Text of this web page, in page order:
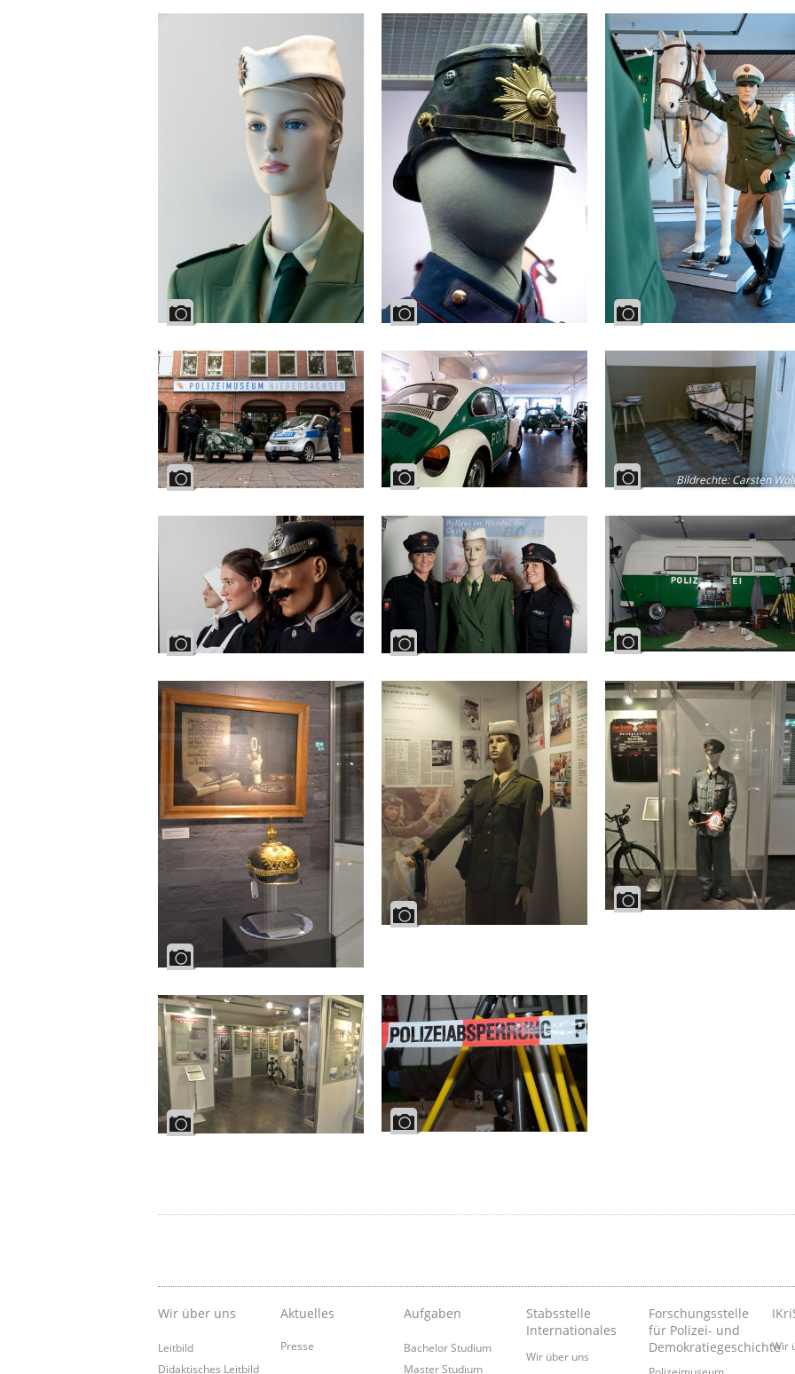
Bildrechte:Carsten
Wir über uns
Leitbild
Didaktisches Leitbild
Aktuelles
Presse
Aufgaben
Bachelor Studium
Master Studium
Stabsstelle
Internationales
Wir über uns
Forschungsstelle
für Polizei- und
DemokratiegeschichteWir